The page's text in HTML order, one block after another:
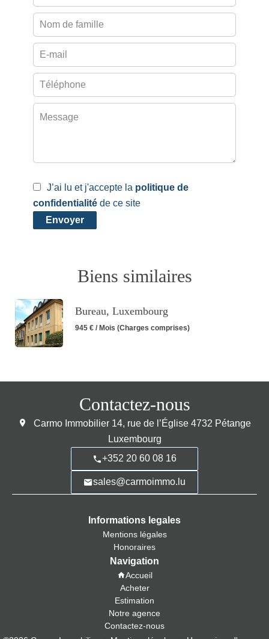
J’ai lu et j'accepte la politique de
confidentialité de ce site
Envoyer
Biens similaires
Bureau, Luxembourg
945 € / Mois (Charges comprises)
Contactez-nous
Carmo Immobilier 14, rue de l’Église 4732 Pétange
Luxembourg
+352 20 60 08 16
sales@carmoimmo.lu
Informations legales
Mentions légales
Honoraires
Navigation
Accueil
Acheter
Estimation
Notre agence
Contactez-nous